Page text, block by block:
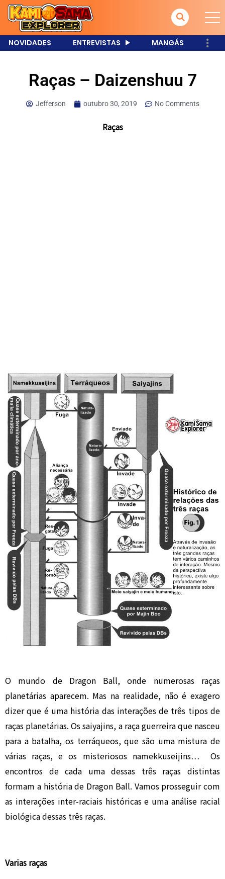
NOVIDADES ENTREVISTAS MANGÁS
Raças – Daizenshuu 7
Jefferson outubro 30, 2019 No Comments
Raças
O mundo de Dragon Ball, onde numerosas raças
planetárias aparecem. Mas na realidade, não é exagero
dizer que é uma história das interações de três tipos de
raças planetárias. Os saiyajins, a raça guerreira que nasceu
para a batalha, os terráqueos, que são uma mistura de
várias raças, e os misteriosos namekkuseijins… Os
encontros de cada uma dessas três raças distintas
formam a história de Dragon Ball. Vamos prosseguir com
as interações inter-raciais históricas e uma análise racial
biológica dessas três raças.
Varias raças